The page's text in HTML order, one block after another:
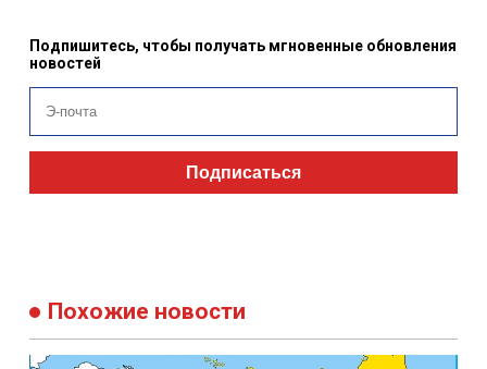
Подпишитесь, чтобы получать мгновенные обновления
новостей
Подписаться
Похожие новости